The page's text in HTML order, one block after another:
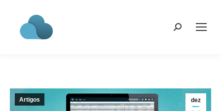
Search:
dez
Artigos